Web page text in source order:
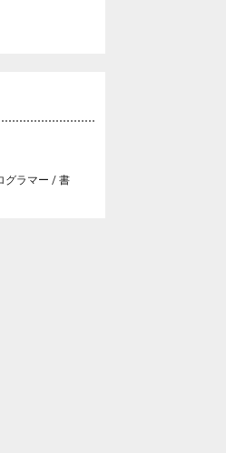
グラマー / 書